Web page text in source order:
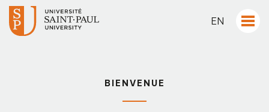
EN
BIENVENUE